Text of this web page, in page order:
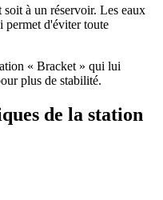
soit à un réservoir. Les eaux
permet d'éviter toute
« Bracket » qui lui
plus de stabilité.
de la station